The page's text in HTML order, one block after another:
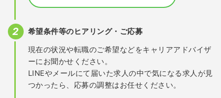
希望条件等のヒアリング・ご応募
現在の状況や転職のご希望などをキャリアアドバイザ
ーにお聞かせください。
LINEやメールにて届いた求人の中で気になる求人が見
つかったら、応募の調整はお任せください。